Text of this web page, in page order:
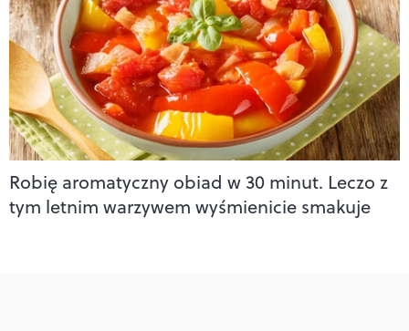
Robię aromatyczny obiad w 30 minut. Leczo z
tym letnim warzywem wyśmienicie smakuje